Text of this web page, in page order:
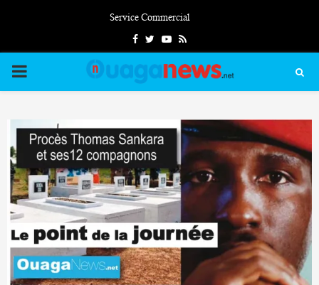
Service Commercial
FacebookTwitterYoutube
Rss
PRIMARY